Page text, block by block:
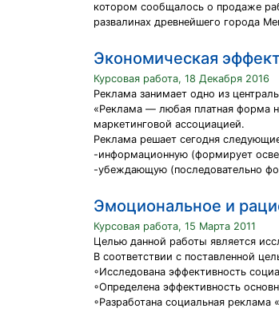
котором сообщалось о продаже
развалинах древнейшего города
Экономическая
Курсовая работа, 18 Декабря 2016
Реклама занимает одно из
«Реклама — любая платная форма
маркетинговой ассоциацией.
Реклама решает сегодня
-информационную (формирует
-убеждающую (последовательно
Эмоциональное и
Курсовая работа, 15 Марта 2011
Целью данной работы является
В соответствии с поставленной
◦Исследована эффективность
◦Определена эффективность
◦Разработана социальная реклама